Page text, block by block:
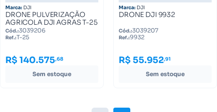
Marca: DJI
DRONE PULVERIZAÇÃO
AGRICOLA DJI AGRAS T-25
Cód.:3039206
Ref.:T-25
R$ 140.575,68
Sem estoque
Marca: DJI
DRONE DJI 9932
Cód.:3039207
Ref.:9932
R$ 55.952,91
Sem estoque